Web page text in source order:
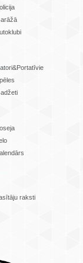
raksti